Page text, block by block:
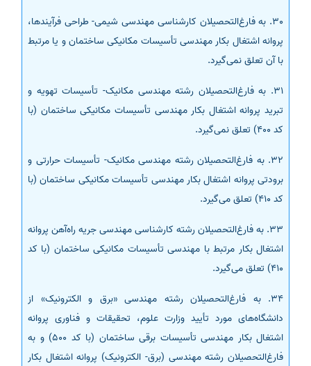
30. به فارغ‌التحصیلان کارشناسی مهندسی شیمی- طراحی فرآیندها،
پروانه اشتغال بکار مهندسی تأسیسات مکانیکی ساختمان و یا مرتبط
با آن تعلق نمی‌گیرد.
31. به فارغ‌التحصیلان رشته مهندسی مکانیک- تأسیسات تهویه و
تبرید پروانه اشتغال بکار مهندسی تأسیسات مکانیکی ساختمان (با
کد 400) تعلق نمی‌گیرد.
32. به فارغ‌التحصیلان رشته مهندسی مکانیک- تأسیسات حرارتی و
برودتی پروانه اشتغال بکار مهندسی تأسیسات مکانیکی ساختمان (با
کد 410) تعلق می‌گیرد.
33. به فارغ‌التحصیلان رشته کارشناسی مهندسی جریه راه‌آهن پروانه
اشتغال بکار مرتبط با مهندسی تأسیسات مکانیکی ساختمان (با کد
410) تعلق می‌گیرد.
34. به فارغ‌التحصیلان رشته مهندسی «برق و الکترونیک» از
دانشگاه‌های مورد تأیید وزارت علوم، تحقیقات و فناوری پروانه
اشتغال بکار مهندسی تأسیسات برقی ساختمان (با کد 500) و به
فارغ‌التحصیلان رشته مهندسی (برق- الکترونیک) پروانه اشتغال بکار